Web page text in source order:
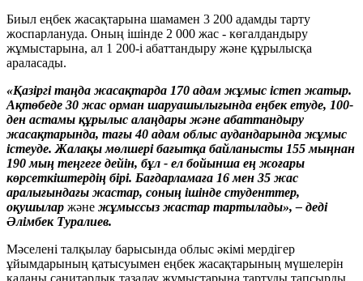
Биыл еңбек жасақтарына шамамен 3 200 адамды тарту
жоспарлануда. Оның ішінде 2 000 жас - көгалдандыру
жұмыстарына, ал 1 200-і абаттандыру және құрылысқа
араласады.
«Қазіргі таңда жасақтарда 170 адам жұмыс істеп жатыр.
Ақтөбеде 30 жас орман шаруашылығында еңбек етуде, 100-
ден астамы құрылыс алаңдары және абаттандыру
жасақтарында, тағы 40 адам облыс аудандарында жұмыс
істеуде. Жалақы мөлшері бағытқа байланысты 155 мыңнан
190 мың теңгеге дейін, бұл - ел бойынша ең жоғары
көрсеткіштердің бірі. Бағдарламаға 16 мен 35 жас
аралығындағы жастар, соның ішінде студенттер,
оқушылар және жұмыссыз жастар тартылады», – деді
Әлімбек Туралиев.
Мәселені талқылау барысында облыс әкімі мердігер
ұйымдарының қатысуымен еңбек жасақтарының мүшелерін